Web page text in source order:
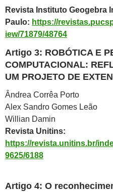
Revista Instituto Geogebra
Paulo: https://
iew/71879/48764
Artigo 3: ROBÓTICA E
COMPUTACIONAL:
UM PROJETO DE
Ândrea Corrêa Porto
Alex Sandro Gomes Leão
Willian Damin
Revista Unitins:
https://revista.unitins.br/
9625/6188
Artigo 4: O